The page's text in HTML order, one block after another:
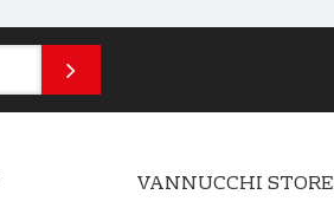
VANNUCCHI STORE